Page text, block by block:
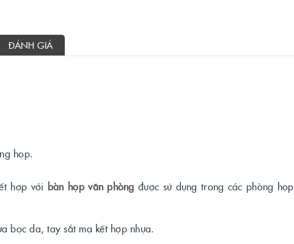
ĐÁNH GIÁ
họp.
hợp với bàn họp văn phòng được sử dụng trong các phòng họp
bọc da, tay sắt mạ kết hợp nhựa.